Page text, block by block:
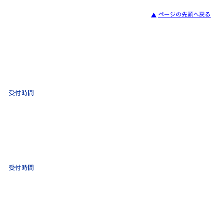
ページの先頭へ戻る
受付時間
受付時間